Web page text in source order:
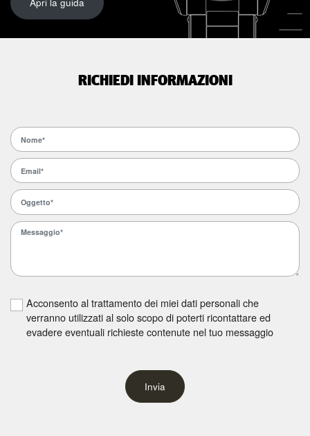
RICHIEDI INFORMAZIONI
Acconsento al trattamento dei miei dati personali che
verranno utilizzati al solo scopo di poterti ricontattare ed
evadere eventuali richieste contenute nel tuo messaggio
Invia